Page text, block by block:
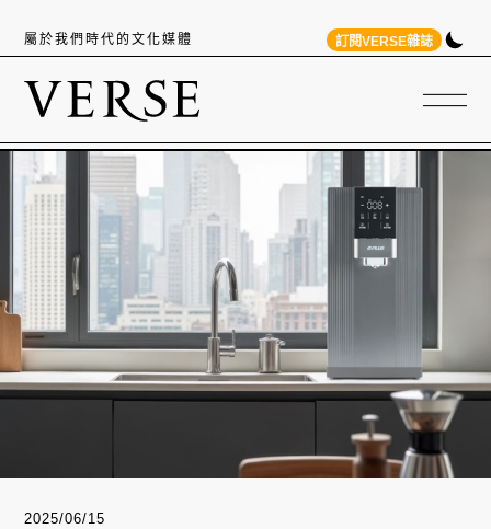
屬於我們時代的文化媒體 訂閱VERSE雜誌
2025/06/15